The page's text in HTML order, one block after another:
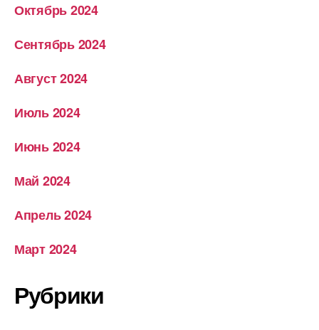
Октябрь 2024
Сентябрь 2024
Август 2024
Июль 2024
Июнь 2024
Май 2024
Апрель 2024
Март 2024
Рубрики